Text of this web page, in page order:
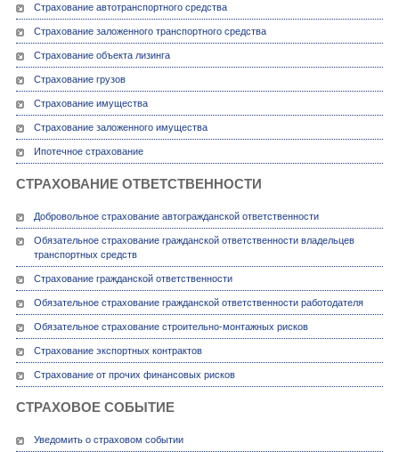
Страхование автотранспортного средства
Страхование заложенного транспортного средства
Страхование объекта лизинга
Страхование грузов
Страхование имущества
Страхование заложенного имущества
Ипотечное страхование
СТРАХОВАНИЕ ОТВЕТСТВЕННОСТИ
Добровольное страхование автогражданской ответственности
Обязательное страхование гражданской ответственности владельцев
транспортных средств
Страхование гражданской ответственности
Обязательное страхование гражданской ответственности работодателя
Обязательное страхование строительно-монтажных рисков
Страхование экспортных контрактов
Страхование от прочих финансовых рисков
СТРАХОВОЕ СОБЫТИЕ
Уведомить о страховом событии